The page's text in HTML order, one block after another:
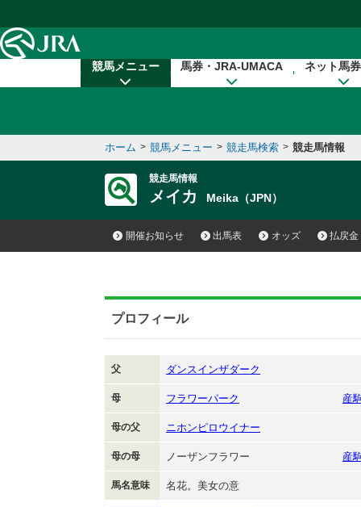
競馬メニュー 馬券・JRA-UMACA ネット馬
ホーム > 競馬メニュー > 競走馬検索 > 競走馬情報
競走馬情報
メイカ Meika（JPN）
開催お知らせ 出馬表 オッズ 払戻金
プロフィール
父 ダンスインザダーク
母 フラワーパーク 産
母の父 ニホンピロウイナー
母の母 ノーザンフラワー 産
馬名意味 名花。美女の意